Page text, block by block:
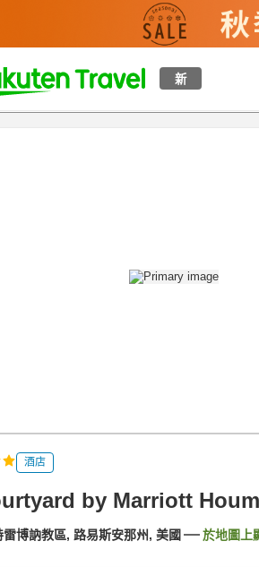
新
間及住宿方案 評價設施
酒店
by Marriott
雷博訥教區, 路易斯安那州, 美國 於地圖上